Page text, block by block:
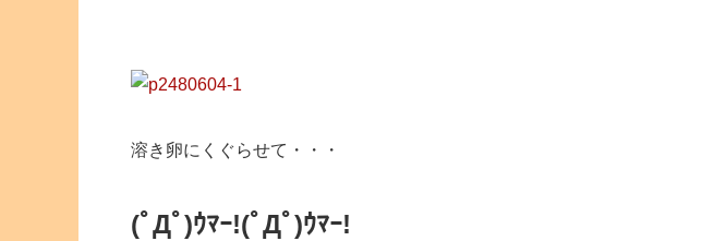
溶き卵にくぐらせて・・・
(ﾟДﾟ)ｳﾏｰ!(ﾟДﾟ)ｳﾏｰ!